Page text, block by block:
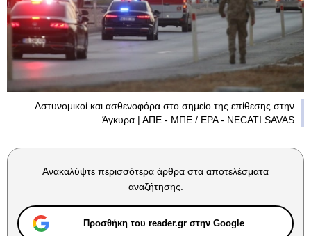
Αστυνομικοί και ασθενοφόρα στο σημείο της επίθεσης στην
Άγκυρα | ΑΠΕ - ΜΠΕ / EPA - NECATI SAVAS
Ανακαλύψτε περισσότερα άρθρα στα αποτελέσματα
αναζήτησης.
Προσθήκη του reader.gr στην Google